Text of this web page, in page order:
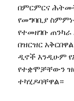
በምርምርና
የመግባቢያ
የተመዘገቡ ጠንካራ
በዝርዝር
ዲኖች እንዲሁም
የተቋሞቻቸውን
ተካሂዶባቸዋል።